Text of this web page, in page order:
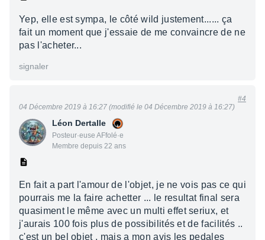
Yep, elle est sympa, le côté wild justement...... ça
fait un moment que j'essaie de me convaincre de ne
pas l'acheter...
signaler
Léon Dertalle
Posteur·euse AFfolé·e
Membre depuis 22 ans
04 Décembre 2019 à 16:27 (modifié le 04 Décembre 2019 à 16:27)
#4
En fait a part l'amour de l'objet, je ne vois pas ce qui
pourrais me la faire achetter ... le resultat final sera
quasiment le même avec un multi effet seriux, et
j'aurais 100 fois plus de possibilités et de facilités ..
c'est un bel objet , mais a mon avis les pedales